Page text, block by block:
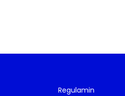
Regulamin